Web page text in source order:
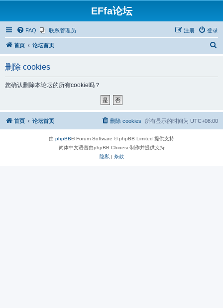
EFfa论坛
FAQ 联系管理员 登录
注册
首页 论坛首页
删除 cookies
您确认删除本论坛的所有cookie吗？
首页 论坛首页 所有显示的时间为 UTC+08:00
删除 cookies
由 phpBB® Forum Software © phpBB Limited 提供支持
简体中文语言由phpBB Chinese制作并提供支持
隐私 | 条款